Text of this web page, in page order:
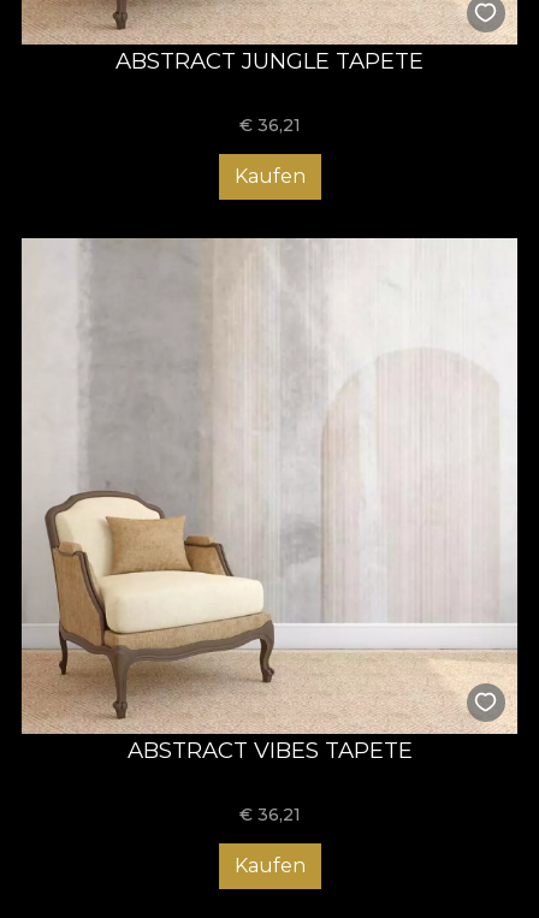
ABSTRACT JUNGLE TAPETE
€ 36,21
Kaufen
ABSTRACT VIBES TAPETE
€ 36,21
Kaufen